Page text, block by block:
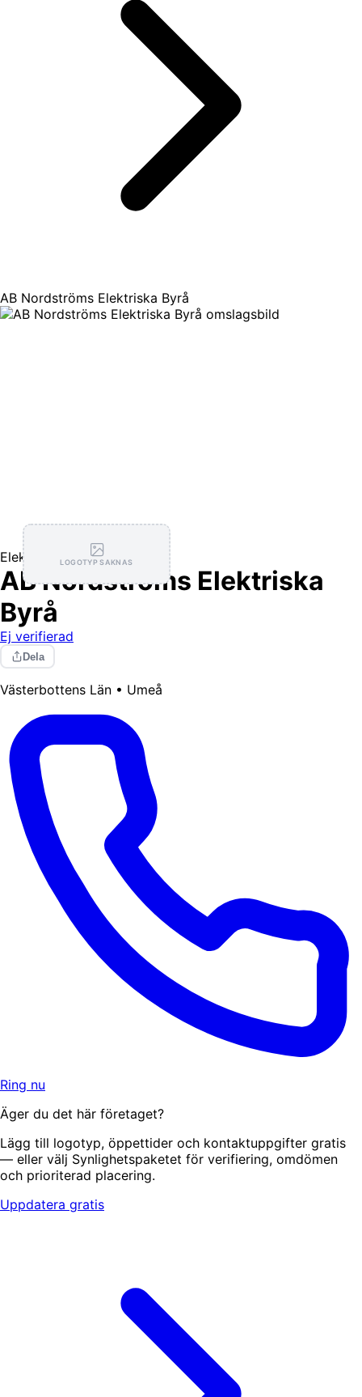
AB Nordströms Elektriska Byrå
LOGOTYP SAKNAS
Elektriker
AB Nordströms Elektriska
Byrå
Ej verifierad
Dela
Västerbottens Län • Umeå
Ring nu
Äger du det här företaget?
Lägg till logotyp, öppettider och kontaktuppgifter gratis
— eller välj Synlighetspaketet för verifiering, omdömen
och prioriterad placering.
Uppdatera gratis